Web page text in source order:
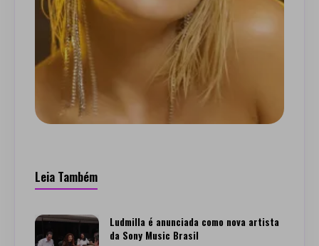
Leia Também
Ludmilla é anunciada como nova artista
da Sony Music Brasil